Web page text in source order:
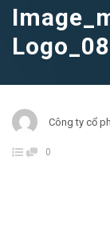
Công ty cổ
0